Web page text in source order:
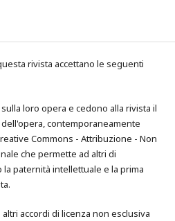
rivista accettano le seguenti
loro opera e cedono alla rivista il
contemporaneamente
Commons - Attribuzione - Non
che permette ad altri di
paternità intellettuale e la prima
accordi di licenza non esclusiva